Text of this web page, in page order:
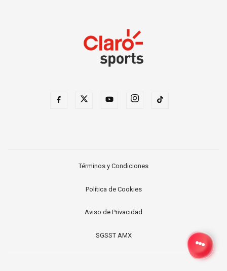
Términos y Condiciones
Política de Cookies
Aviso de Privacidad
SGSST AMX